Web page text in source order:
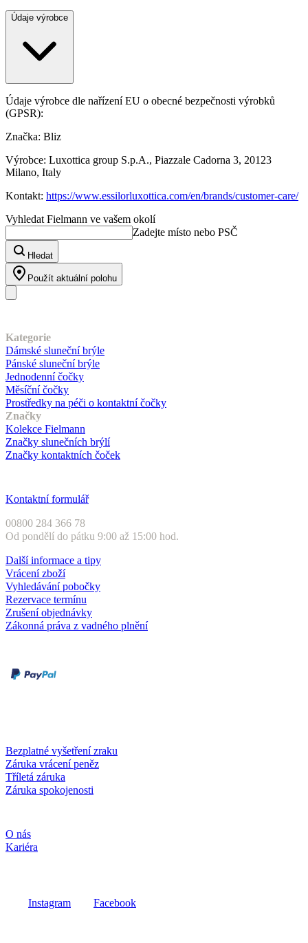
Údaje výrobce
Údaje výrobce dle nařízení EU o obecné bezpečnosti výrobků
(GPSR):
Značka: Bliz
Výrobce: Luxottica group S.p.A., Piazzale Cadorna 3, 20123
Milano, Italy
Kontakt: https://www.essilorluxottica.com/en/brands/customer-care/
Vyhledat Fielmann ve vašem okolí
Zadejte místo nebo PSČ
Hledat
Použít aktuální polohu
Kategorie
Dámské sluneční brýle
Pánské sluneční brýle
Jednodenní čočky
Měsíční čočky
Prostředky na péči o kontaktní čočky
Značky
Kolekce Fielmann
Značky slunečních brýlí
Značky kontaktních čoček
Kontaktní formulář
00800 284 366 78
Od pondělí do pátku 9:00 až 15:00 hod.
Další informace a tipy
Vrácení zboží
Vyhledávání pobočky
Rezervace termínu
Zrušení objednávky
Zákonná práva z vadného plnění
Bezplatné vyšetření zraku
Záruka vrácení peněz
Tříletá záruka
Záruka spokojenosti
O nás
Kariéra
Instagram Facebook